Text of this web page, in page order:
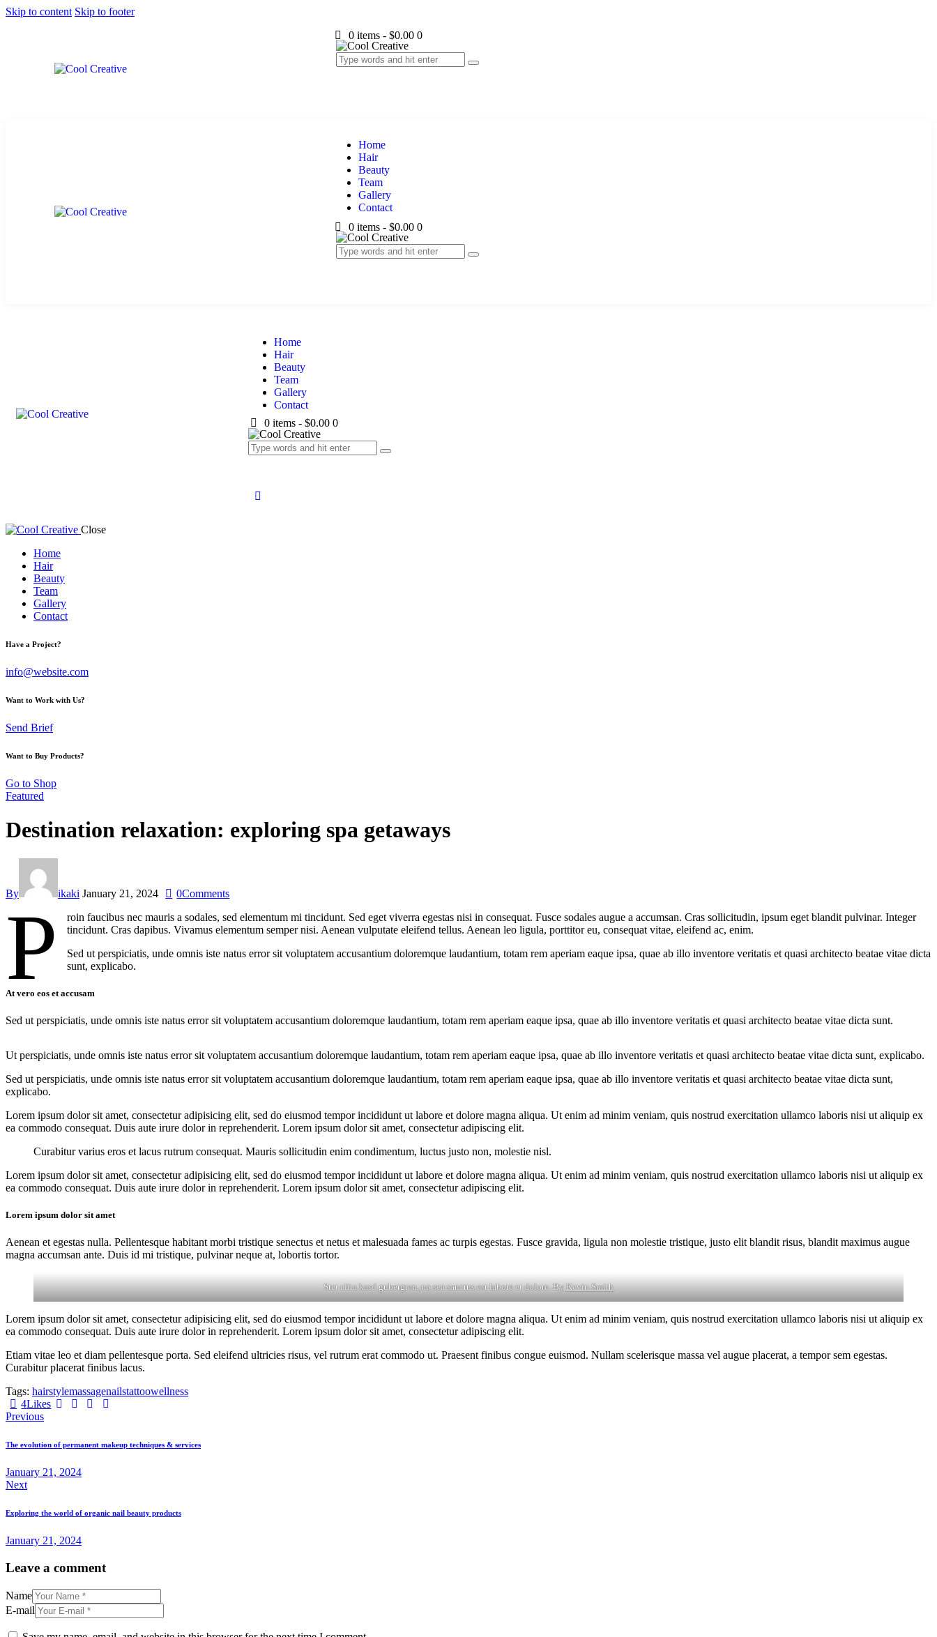
Skip to content Skip to footer
0 items - $0.00 0
Home
Hair
Beauty
Team
Gallery
Contact
0 items - $0.00 0
Home
Hair
Beauty
Team
Gallery
Contact
0 items - $0.00 0
Close
Home
Hair
Beauty
Team
Gallery
Contact
Have a Project?
info@website.com
Want to Work with Us?
Send Brief
Want to Buy Products?
Go to Shop
Featured
Destination relaxation: exploring spa getaways
By ikaki January 21, 2024 0Comments
P
roin faucibus nec mauris a sodales, sed elementum mi tincidunt. Sed eget viverra egestas nisi in consequat. Fusce sodales augue a accumsan. Cras sollicitudin, ipsum eget blandit pulvinar. Integer
tincidunt. Cras dapibus. Vivamus elementum semper nisi. Aenean vulputate eleifend tellus. Aenean leo ligula, porttitor eu, consequat vitae, eleifend ac, enim.
Sed ut perspiciatis, unde omnis iste natus error sit voluptatem accusantium doloremque laudantium, totam rem aperiam eaque ipsa, quae ab illo inventore veritatis et quasi architecto beatae vitae dicta
sunt, explicabo.
At vero eos et accusam
Sed ut perspiciatis, unde omnis iste natus error sit voluptatem accusantium doloremque laudantium, totam rem aperiam eaque ipsa, quae ab illo inventore veritatis et quasi architecto beatae vitae dicta sunt.
Ut perspiciatis, unde omnis iste natus error sit voluptatem accusantium doloremque laudantium, totam rem aperiam eaque ipsa, quae ab illo inventore veritatis et quasi architecto beatae vitae dicta sunt, explicabo.
Sed ut perspiciatis, unde omnis iste natus error sit voluptatem accusantium doloremque laudantium, totam rem aperiam eaque ipsa, quae ab illo inventore veritatis et quasi architecto beatae vitae dicta sunt,
explicabo.
Lorem ipsum dolor sit amet, consectetur adipisicing elit, sed do eiusmod tempor incididunt ut labore et dolore magna aliqua. Ut enim ad minim veniam, quis nostrud exercitation ullamco laboris nisi ut aliquip ex
ea commodo consequat. Duis aute irure dolor in reprehenderit. Lorem ipsum dolor sit amet, consectetur adipiscing elit.
Curabitur varius eros et lacus rutrum consequat. Mauris sollicitudin enim condimentum, luctus justo non, molestie nisl.
Lorem ipsum dolor sit amet, consectetur adipisicing elit, sed do eiusmod tempor incididunt ut labore et dolore magna aliqua. Ut enim ad minim veniam, quis nostrud exercitation ullamco laboris nisi ut aliquip ex
ea commodo consequat. Duis aute irure dolor in reprehenderit. Lorem ipsum dolor sit amet, consectetur adipiscing elit.
Lorem ipsum dolor sit amet
Aenean et egestas nulla. Pellentesque habitant morbi tristique senectus et netus et malesuada fames ac turpis egestas. Fusce gravida, ligula non molestie tristique, justo elit blandit risus, blandit maximus augue
magna accumsan ante. Duis id mi tristique, pulvinar neque at, lobortis tortor.
Stet clita kasd gubergren, no sea sanctus est labore et dolore. ByKevin Smith
Lorem ipsum dolor sit amet, consectetur adipisicing elit, sed do eiusmod tempor incididunt ut labore et dolore magna aliqua. Ut enim ad minim veniam, quis nostrud exercitation ullamco laboris nisi ut aliquip ex
ea commodo consequat. Duis aute irure dolor in reprehenderit. Lorem ipsum dolor sit amet, consectetur adipiscing elit.
Etiam vitae leo et diam pellentesque porta. Sed eleifend ultricies risus, vel rutrum erat commodo ut. Praesent finibus congue euismod. Nullam scelerisque massa vel augue placerat, a tempor sem egestas.
Curabitur placerat finibus lacus.
Tags: hairstylemassagenailstattoowellness
4Likes
Previous
The evolution of permanent makeup techniques & services
January 21, 2024
Next
Exploring the world of organic nail beauty products
January 21, 2024
Leave a comment
Name
E-mail